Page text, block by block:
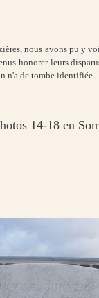
nous avons pu y
honorer leurs
n'a de tombe identifiée.
14-18 en